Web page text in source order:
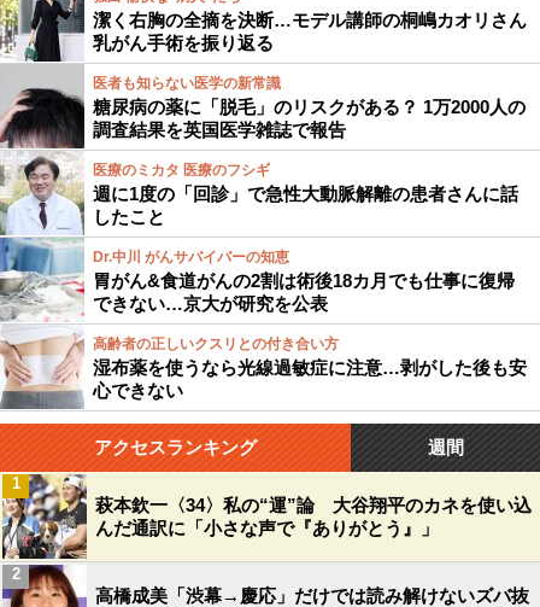
潔く右胸の全摘を決断…モデル講師の桐嶋カオリさん
乳がん手術を振り返る
医者も知らない医学の新常識
糖尿病の薬に「脱毛」のリスクがある？ 1万2000人の
調査結果を英国医学雑誌で報告
医療のミカタ 医療のフシギ
週に1度の「回診」で急性大動脈解離の患者さんに話
したこと
Dr.中川 がんサバイバーの知恵
胃がん&食道がんの2割は術後18カ月でも仕事に復帰
できない…京大が研究を公表
高齢者の正しいクスリとの付き合い方
湿布薬を使うなら光線過敏症に注意…剥がした後も安
心できない
アクセスランキング 週間
萩本欽一〈34〉私の“運”論 大谷翔平のカネを使い込
んだ通訳に「小さな声で『ありがとう』」
1
高橋成美「渋幕→慶応」だけでは読み解けないズバ抜
2